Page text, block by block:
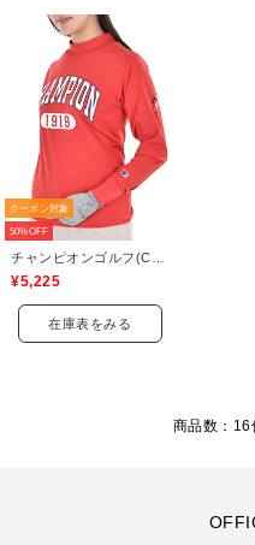
クーポン対象
50%OFF
¥5,225
在庫表をみる
商品数：16